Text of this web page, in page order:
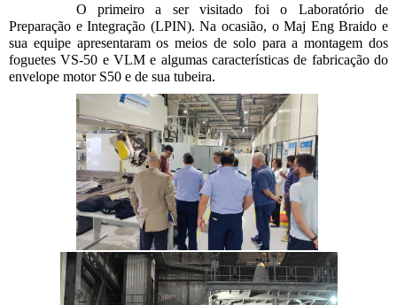
O primeiro a ser visitado foi o Laboratório de
Preparação e Integração (LPIN). Na ocasião, o Maj Eng Braido e
sua equipe apresentaram os meios de solo para a montagem dos
foguetes VS-50 e VLM e algumas características de fabricação do
envelope motor S50 e de sua tubeira.